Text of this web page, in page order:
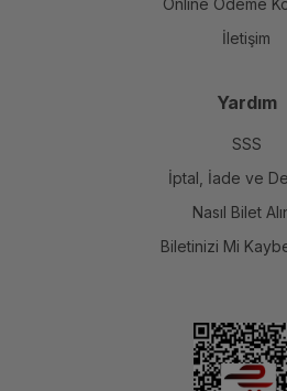
Online Ödeme
İletişim
Yardım
SSS
İptal, İade ve
Nasıl Bilet
Biletinizi Mi